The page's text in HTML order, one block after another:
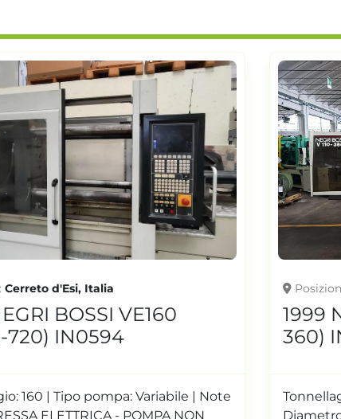
Posizione
1999 NEGRI BOSSI V110 (1100H-
360) IN0563
Tonnellaggio: 110 | Tipo pompa: Variabile |
Diametro vite mm (A): 40 | Vol. teorico (A): 235 |